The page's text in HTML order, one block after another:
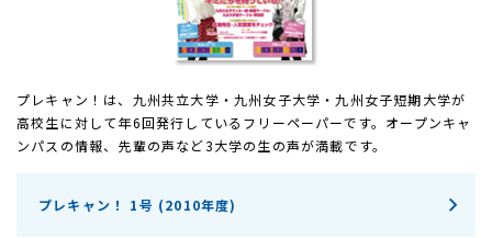
プレキャン！は、九州共立大学・九州女子大学・九州女子短期大学が
高校生に対して年6回発行しているフリーペーパーです。オープンキャ
ンパスの情報、先輩の声など3大学の生の声が満載です。
プレキャン！ 1号 (2010年度)